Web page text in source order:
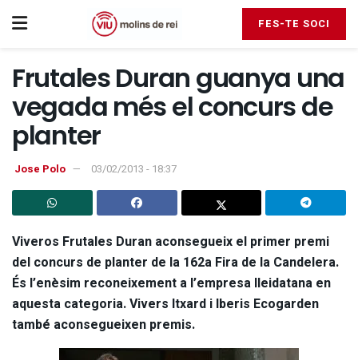
FES-TE SOCI
Frutales Duran guanya una
vegada més el concurs de
planter
Jose Polo 03/02/2013 - 18:37
Viveros Frutales Duran aconsegueix el primer premi
del concurs de planter de la 162a Fira de la Candelera.
És l’enèsim reconeixement a l’empresa lleidatana en
aquesta categoria. Vivers Itxard i Iberis Ecogarden
també aconsegueixen premis.